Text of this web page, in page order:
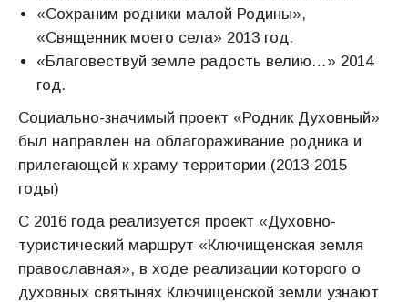
«Сохраним родники малой Родины»,
«Священник моего села» 2013 год.
«Благовествуй земле радость велию…» 2014
год.
Социально-значимый проект «Родник Духовный»
был направлен на облагораживание родника и
прилегающей к храму территории (2013-2015
годы)
С 2016 года реализуется проект «Духовно-
туристический маршрут «Ключищенская земля
православная», в ходе реализации которого о
духовных святынях Ключищенской земли узнают